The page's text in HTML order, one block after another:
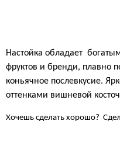
Настойка обладает
фруктов и бренди, плавно
коньячное послевкусие.
оттенками вишневой
Хочешь сделать хорошо?